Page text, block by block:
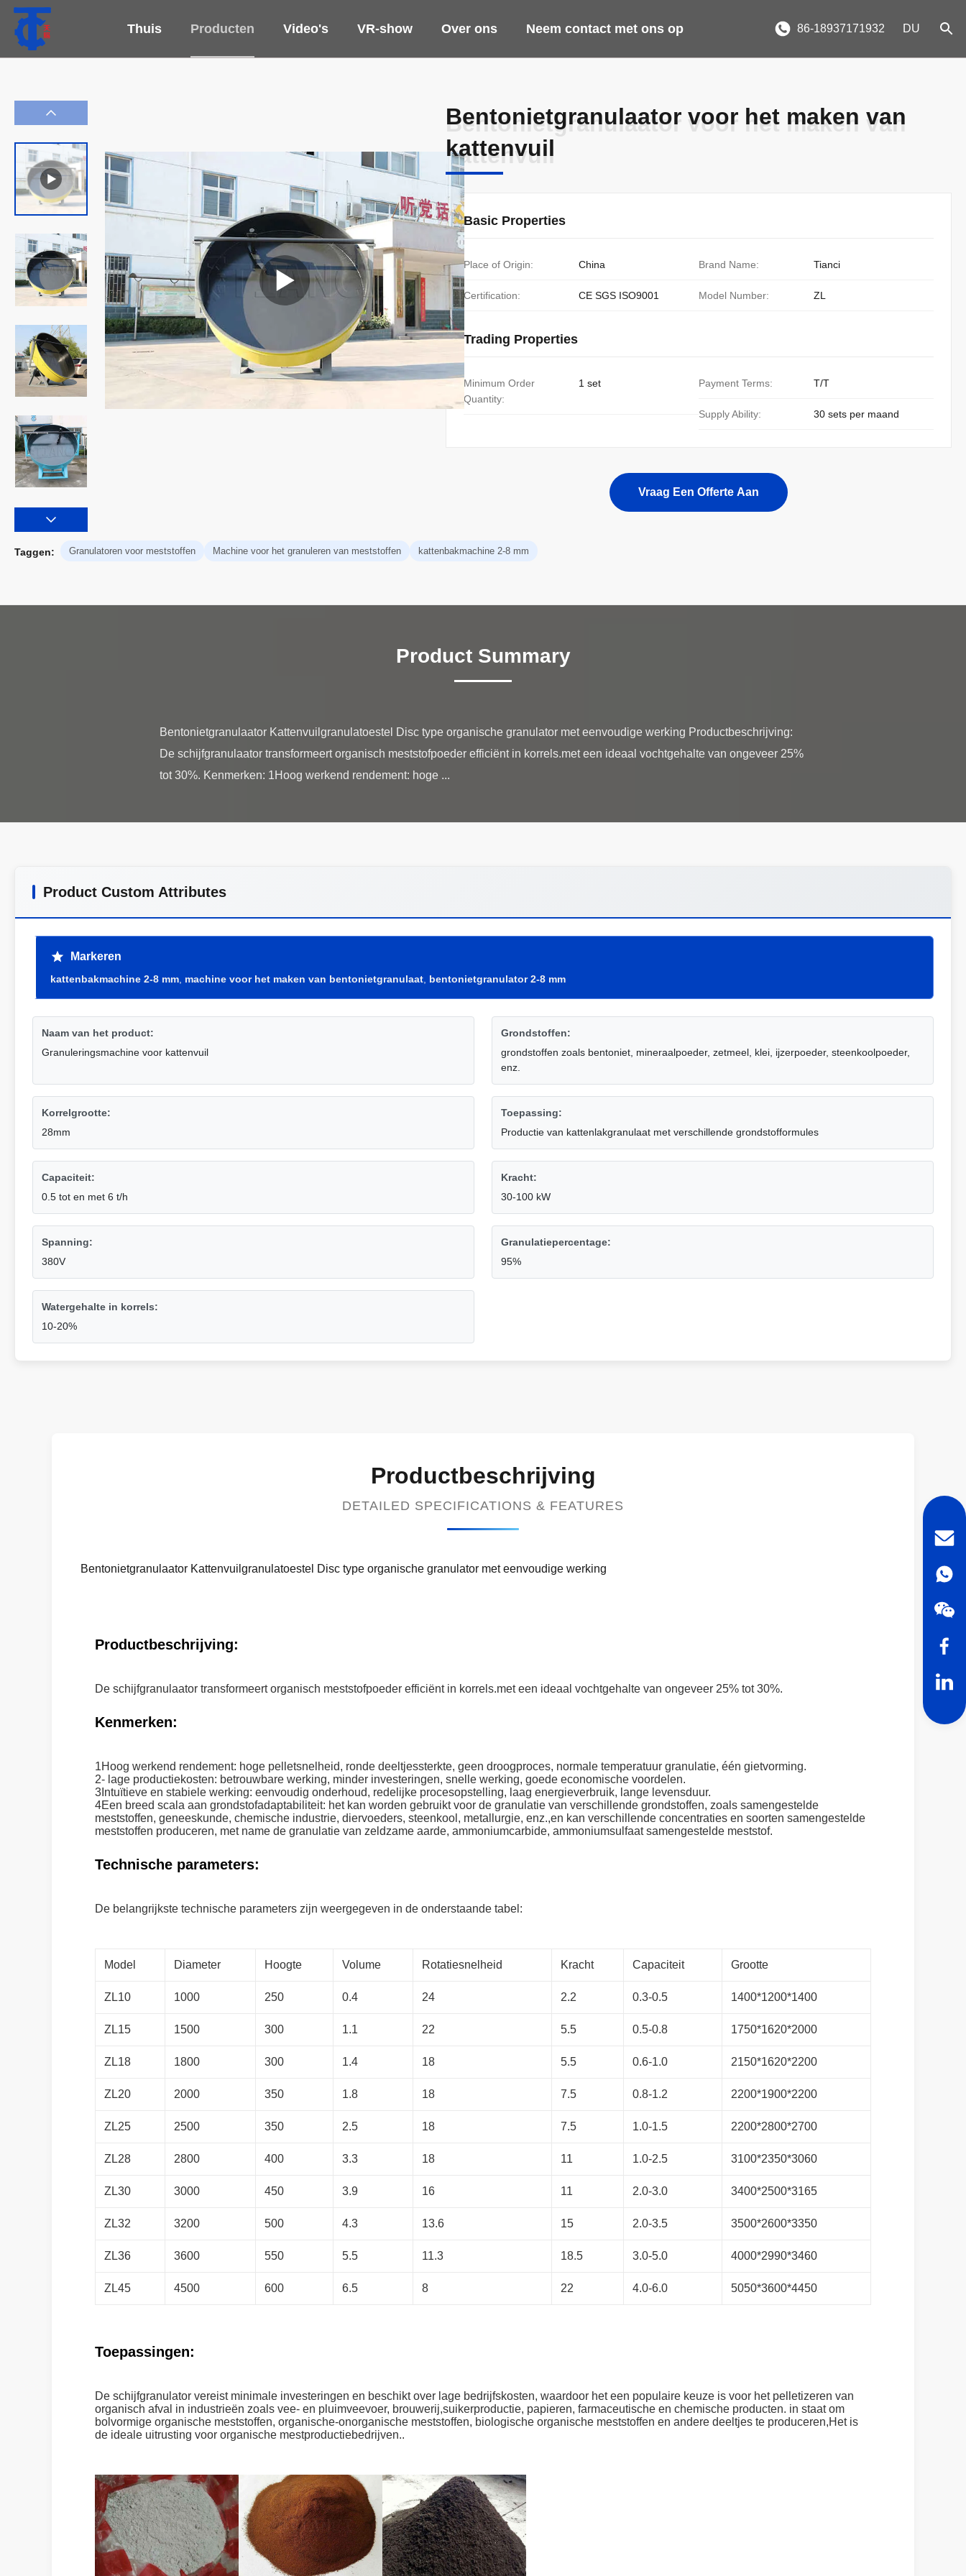
Thuis Producten Video's VR-show Over ons Neem contact met ons op 86-18937171932 DU
Bentonietgranulaator voor het maken van
kattenvuil
Bentonietgranulaator voor het maken van
kattenvuil
Basic Properties
Place of Origin: China Brand Name: Tianci
Certification: CE SGS ISO9001 Model Number: ZL
Trading Properties
Minimum Order
Quantity:
1 set Payment Terms: T/T
Supply Ability: 30 sets per maand
Vraag Een Offerte Aan
Taggen: Granulatoren voor meststoffen Machine voor het granuleren van meststoffen kattenbakmachine 2-8 mm
Product Summary
Bentonietgranulaator Kattenvuilgranulatoestel Disc type organische granulator met eenvoudige werking Productbeschrijving:
De schijfgranulaator transformeert organisch meststofpoeder efficiënt in korrels.met een ideaal vochtgehalte van ongeveer 25%
Product Custom Attributes
Markeren
kattenbakmachine 2-8 mm machine voor het maken van bentonietgranulaat bentonietgranulator 2-8 mm
Naam van het product:
Granuleringsmachine voor kattenvuil
Grondstoffen:
grondstoffen zoals bentoniet, mineraalpoeder, zetmeel, klei, ijzerpoeder, steenkoolpoeder,
enz.
Korrelgrootte:
28mm
Toepassing:
Productie van kattenlakgranulaat met verschillende grondstofformules
Capaciteit:
0.5 tot en met 6 t/h
Kracht:
30-100 kW
Spanning:
380V
Granulatiepercentage:
95%
Watergehalte in korrels:
10-20%
Productbeschrijving
DETAILED SPECIFICATIONS & FEATURES
Bentonietgranulaator Kattenvuilgranulatoestel Disc type organische granulator met eenvoudige werking
Productbeschrijving:
De schijfgranulaator transformeert organisch meststofpoeder efficiënt in korrels.met een ideaal vochtgehalte van ongeveer 25% tot 30%.
Kenmerken:
1Hoog werkend rendement: hoge pelletsnelheid, ronde deeltjessterkte, geen droogproces, normale temperatuur granulatie, één gietvorming.
2- lage productiekosten: betrouwbare werking, minder investeringen, snelle werking, goede economische voordelen.
3Intuïtieve en stabiele werking: eenvoudig onderhoud, redelijke procesopstelling, laag energieverbruik, lange levensduur.
4Een breed scala aan grondstofadaptabiliteit: het kan worden gebruikt voor de granulatie van verschillende grondstoffen, zoals samengestelde
meststoffen, geneeskunde, chemische industrie, diervoeders, steenkool, metallurgie, enz.,en kan verschillende concentraties en soorten samengestelde
meststoffen produceren, met name de granulatie van zeldzame aarde, ammoniumcarbide, ammoniumsulfaat samengestelde meststof.
Technische parameters:
De belangrijkste technische parameters zijn weergegeven in de onderstaande tabel:
Model Diameter Hoogte Volume Rotatiesnelheid Kracht Capaciteit Grootte
ZL10 1000 250 0.4 24 2.2 0.3-0.5 1400*1200*1400
ZL15 1500 300 1.1 22 5.5 0.5-0.8 1750*1620*2000
ZL18 1800 300 1.4 18 5.5 0.6-1.0 2150*1620*2200
ZL20 2000 350 1.8 18 7.5 0.8-1.2 2200*1900*2200
ZL25 2500 350 2.5 18 7.5 1.0-1.5 2200*2800*2700
ZL28 2800 400 3.3 18 11 1.0-2.5 3100*2350*3060
ZL30 3000 450 3.9 16 11 2.0-3.0 3400*2500*3165
ZL32 3200 500 4.3 13.6 15 2.0-3.5 3500*2600*3350
ZL36 3600 550 5.5 11.3 18.5 3.0-5.0 4000*2990*3460
ZL45 4500 600 6.5 8 22 4.0-6.0 5050*3600*4450
Toepassingen:
De schijfgranulator vereist minimale investeringen en beschikt over lage bedrijfskosten, waardoor het een populaire keuze is voor het pelletizeren van
organisch afval in industrieën zoals vee- en pluimveevoer, brouwerij,suikerproductie, papieren, farmaceutische en chemische producten. in staat om
bolvormige organische meststoffen, organische-onorganische meststoffen, biologische organische meststoffen en andere deeltjes te produceren,Het is
de ideale uitrusting voor organische mestproductiebedrijven..